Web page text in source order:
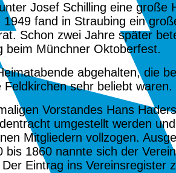
Josef Schilling eine große
1949 fand in Straubing ein
Schon zwei Jahre später
beim Münchner Oktoberfest.
abgehalten, die
sehr beliebt waren.
Vorstandes Hans
umgestellt werden
Mitgliedern vollzogen.
bis 1860 nannte sich der
Eintrag ins Vereinsregister